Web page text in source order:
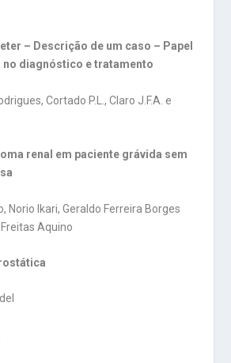
– Descrição de um caso – Papel
diagnóstico e tratamento
Cortado P.L., Claro J.F.A. e
renal em paciente grávida sem
Norio Ikari, Geraldo Ferreira Borges
Aquino